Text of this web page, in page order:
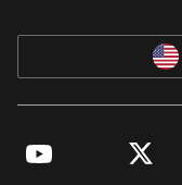
YouTube Twitter